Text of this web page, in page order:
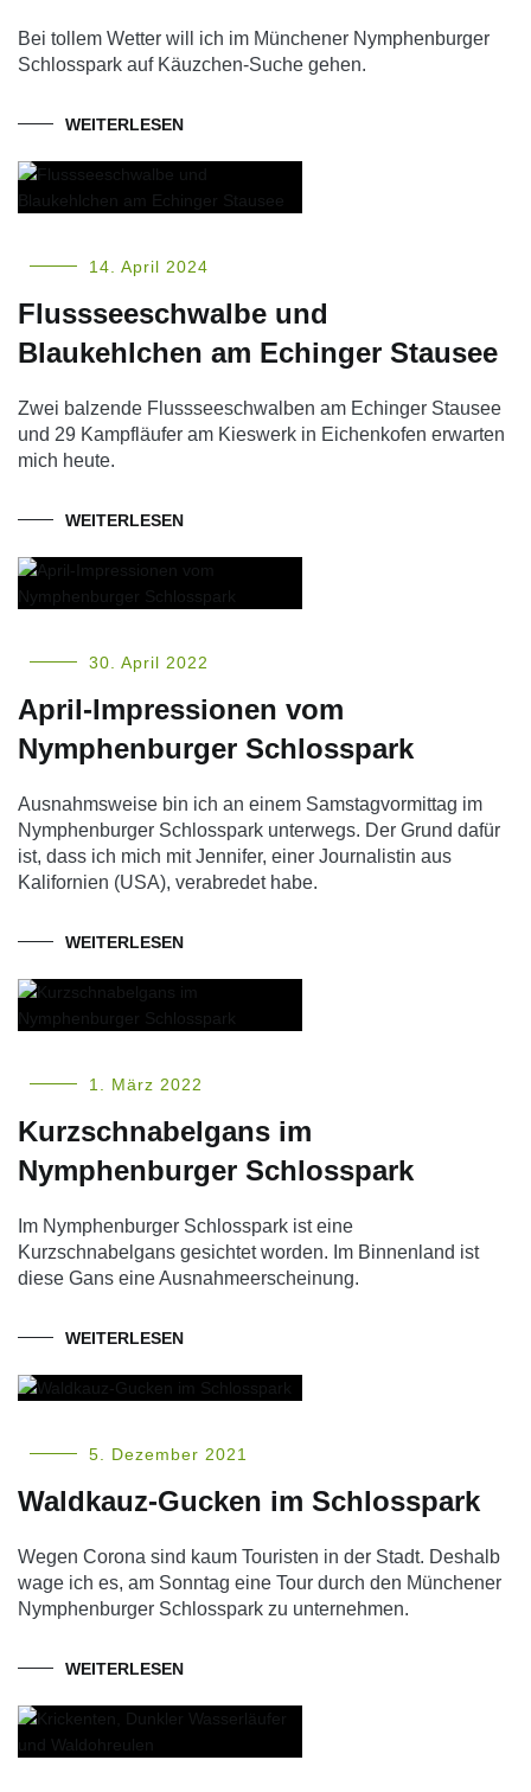
Bei tollem Wetter will ich im Münchener Nymphenburger
Schlosspark auf Käuzchen-Suche gehen.
WEITERLESEN
14. April 2024
Flussseeschwalbe und
Blaukehlchen am Echinger Stausee
Zwei balzende Flussseeschwalben am Echinger Stausee
und 29 Kampfläufer am Kieswerk in Eichenkofen erwarten
mich heute.
WEITERLESEN
30. April 2022
April-Impressionen vom
Nymphenburger Schlosspark
Ausnahmsweise bin ich an einem Samstagvormittag im
Nymphenburger Schlosspark unterwegs. Der Grund dafür
ist, dass ich mich mit Jennifer, einer Journalistin aus
Kalifornien (USA), verabredet habe.
WEITERLESEN
1. März 2022
Kurzschnabelgans im
Nymphenburger Schlosspark
Im Nymphenburger Schlosspark ist eine
Kurzschnabelgans gesichtet worden. Im Binnenland ist
diese Gans eine Ausnahmeerscheinung.
WEITERLESEN
5. Dezember 2021
Waldkauz-Gucken im Schlosspark
Wegen Corona sind kaum Touristen in der Stadt. Deshalb
wage ich es, am Sonntag eine Tour durch den Münchener
Nymphenburger Schlosspark zu unternehmen.
WEITERLESEN